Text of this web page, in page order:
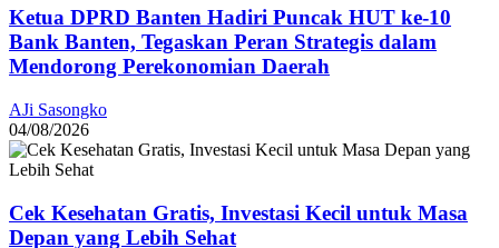
Ketua DPRD Banten Hadiri Puncak HUT ke-10
Bank Banten, Tegaskan Peran Strategis dalam
Mendorong Perekonomian Daerah
AJi Sasongko
04/08/2026
Cek Kesehatan Gratis, Investasi Kecil untuk Masa
Depan yang Lebih Sehat